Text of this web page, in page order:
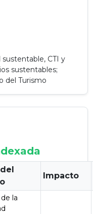
sustentable, CTI y
sustentables;
del Turismo
Impacto
la